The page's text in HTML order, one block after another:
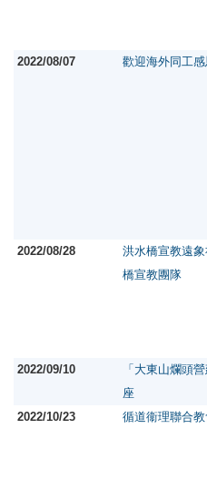
2022/08/07
歡迎海外同工
2022/08/28
洪水橋宣教遠
橋宣教團隊
2022/09/10
「大東山爛頭
座
2022/10/23
循道衞理聯合